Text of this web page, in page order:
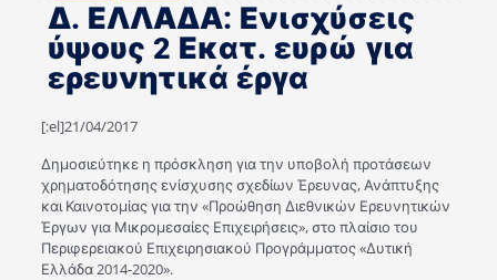
Δ. ΕΛΛΑΔΑ: Ενισχύσεις
ύψους 2 Εκατ. ευρώ για
ερευνητικά έργα
[:el]21/04/2017
Δημοσιεύτηκε η πρόσκληση για την υποβολή προτάσεων
χρηματοδότησης ενίσχυσης σχεδίων Έρευνας, Ανάπτυξης
και Καινοτομίας για την «Προώθηση Διεθνικών Ερευνητικών
Έργων για Μικρομεσαίες Επιχειρήσεις», στο πλαίσιο του
Περιφερειακού Επιχειρησιακού Προγράμματος «Δυτική
Ελλάδα 2014-2020».